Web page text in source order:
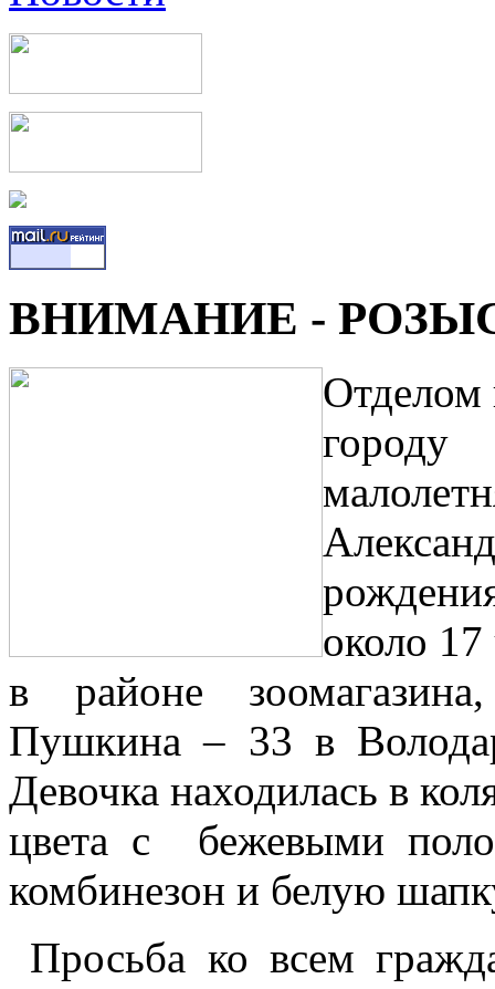
ВНИМАНИЕ -
около
в районе
Пушкина – 33 в
Девочка находилась в
цвета с бежевыми
комбинезон и белую
Просьба ко всем